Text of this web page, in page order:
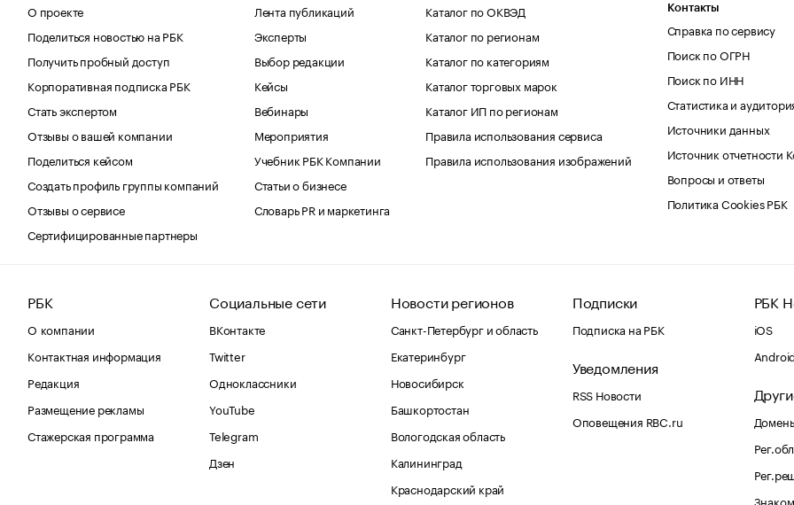
О проекте
Поделиться новостью на РБК
Получить пробный доступ
Корпоративная подписка РБК
Стать экспертом
Отзывы о вашей компании
Поделиться кейсом
Создать профиль группы компаний
Отзывы о сервисе
Сертифицированные партнеры
Лента публикаций
Эксперты
Выбор редакции
Кейсы
Вебинары
Мероприятия
Учебник РБК Компании
Статьи о бизнесе
Словарь PR и маркетинга
Каталог по ОКВЭД
Каталог по регионам
Каталог по категориям
Каталог торговых марок
Каталог ИП по регионам
Правила использования сервиса
Правила использования изображений
Контакты
Справка по сервису
Поиск по ОГРН
Поиск по ИНН
Статистика и
Источники данных
Источник отчетности
Вопросы и ответы
Политика Cookies РБК
РБК
О компании
Контактная информация
Редакция
Размещение рекламы
Стажерская программа
Социальные сети
ВКонтакте
Twitter
Одноклассники
YouTube
Telegram
Дзен
Новости регионов
Санкт-Петербург и область
Екатеринбург
Новосибирск
Башкортостан
Вологодская область
Калининград
Краснодарский край
Подписки
Подписка на РБК
Уведомления
RSS Новости
Оповещения RBC.ru
РБК
iOS